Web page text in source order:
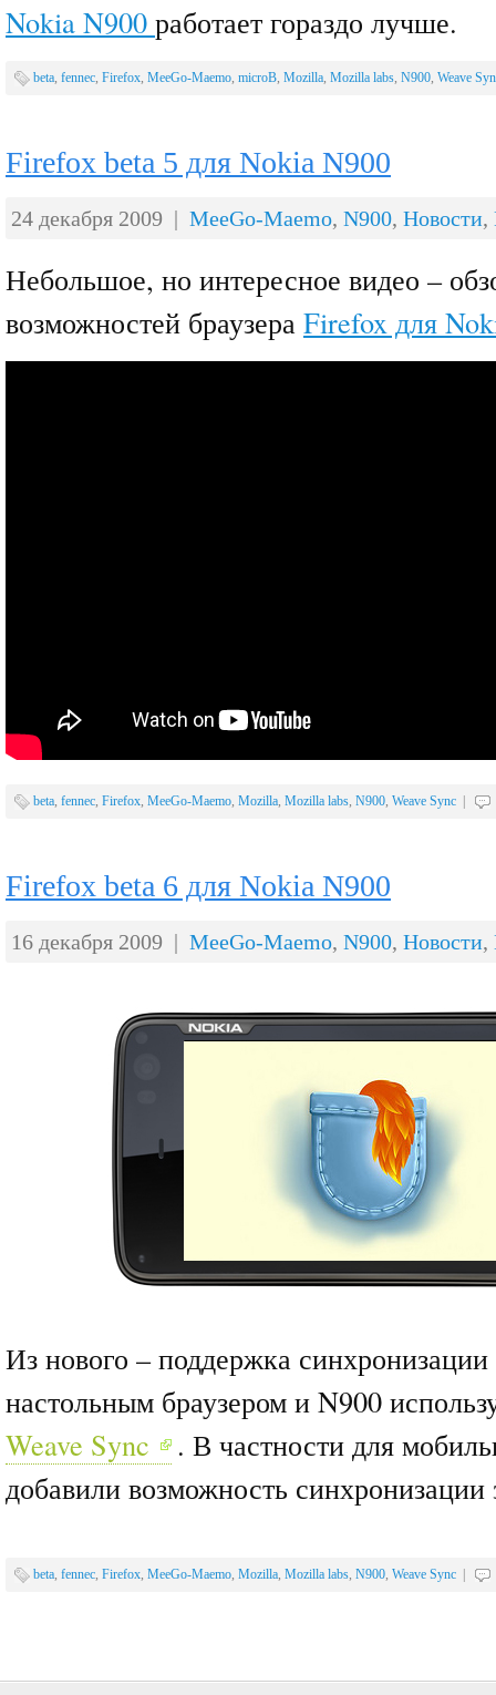
Nokia N900 работает гораздо лучше.
beta, fennec, Firefox, MeeGo-Maemo, microB, Mozilla, Mozilla labs, N900, Weave
Firefox beta 5 для Nokia N900
24 декабря 2009 | MeeGo-Maemo, N900, Новости,
Небольшое, но интересное видео –
возможностей браузера Firefox для
beta, fennec, Firefox, MeeGo-Maemo, Mozilla, Mozilla labs, N900, Weave Sync
Firefox beta 6 для Nokia N900
16 декабря 2009 | MeeGo-Maemo, N900, Новости,
Из нового – поддержка
настольным браузером и N900
Weave Sync
. В частности для
добавили возможность синхронизации
beta, fennec, Firefox, MeeGo-Maemo, Mozilla, Mozilla labs, N900, Weave Sync